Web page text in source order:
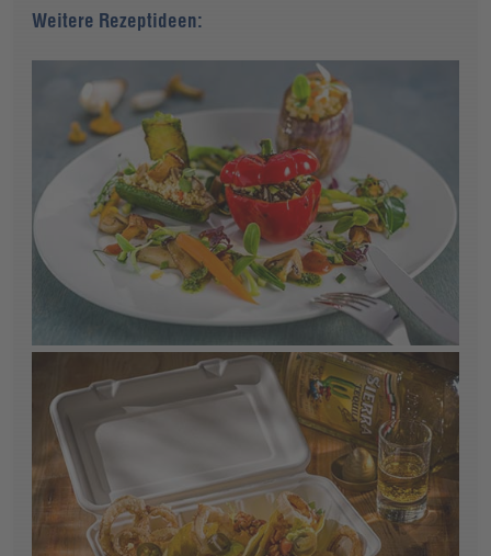
Weitere Rezeptideen: